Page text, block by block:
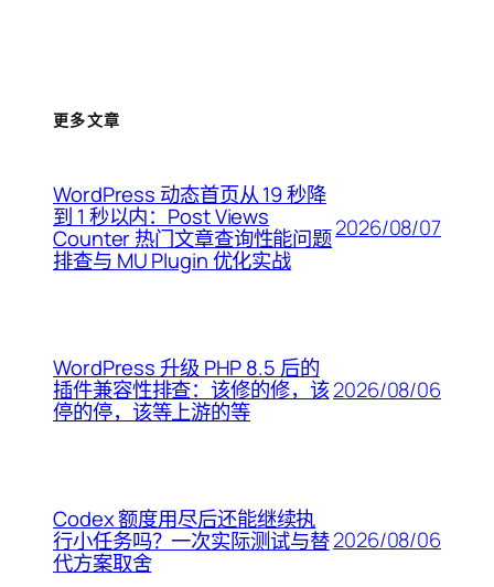
更多文章
WordPress 动态首页从 19 秒降
到 1 秒以内：Post Views
Counter 热门文章查询性能问题
排查与 MU Plugin 优化实战
2026/08/07
WordPress 升级 PHP 8.5 后的
插件兼容性排查：该修的修，该
停的停，该等上游的等
2026/08/06
Codex 额度用尽后还能继续执
行小任务吗？一次实际测试与替
代方案取舍
2026/08/06